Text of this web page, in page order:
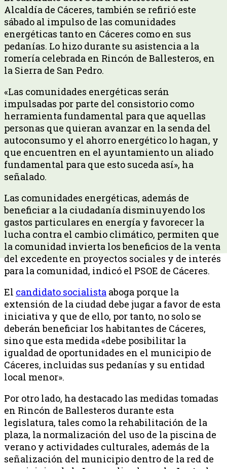
Alcaldía de Cáceres, también se refirió este
sábado al impulso de las comunidades
energéticas tanto en Cáceres como en sus
pedanías. Lo hizo durante su asistencia a la
romería celebrada en Rincón de Ballesteros, en
la Sierra de San Pedro.
«Las comunidades energéticas serán
impulsadas por parte del consistorio como
herramienta fundamental para que aquellas
personas que quieran avanzar en la senda del
autoconsumo y el ahorro energético lo hagan, y
que encuentren en el ayuntamiento un aliado
fundamental para que esto suceda así», ha
señalado.
Las comunidades energéticas, además de
beneficiar a la ciudadanía disminuyendo los
gastos particulares en energía y favorecer la
lucha contra el cambio climático, permiten que
la comunidad invierta los beneficios de la venta
del excedente en proyectos sociales y de interés
para la comunidad, indicó el PSOE de Cáceres.
El candidato socialista aboga porque la
extensión de la ciudad debe jugar a favor de esta
iniciativa y que de ello, por tanto, no solo se
deberán beneficiar los habitantes de Cáceres,
sino que esta medida «debe posibilitar la
igualdad de oportunidades en el municipio de
Cáceres, incluidas sus pedanías y su entidad
local menor».
Por otro lado, ha destacado las medidas tomadas
en Rincón de Ballesteros durante esta
legislatura, tales como la rehabilitación de la
plaza, la normalización del uso de la piscina de
verano y actividades culturales, además de la
señalización del municipio dentro de la red de